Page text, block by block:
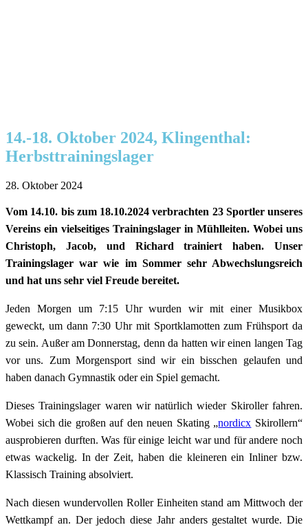
14.-18. Oktober 2024, Klingenthal:
Herbsttrainingslager
28. Oktober 2024
Vom 14.10. bis zum 18.10.2024 verbrachten 23 Sportler unseres
Vereins ein vielseitiges Trainingslager in Mühlleiten. Wobei uns
Christoph, Jacob, und Richard trainiert haben. Unser
Trainingslager war wie im Sommer sehr Abwechslungsreich
und hat uns sehr viel Freude bereitet.
Jeden Morgen um 7:15 Uhr wurden wir mit einer Musikbox
geweckt, um dann 7:30 Uhr mit Sportklamotten zum Frühsport da
zu sein. Außer am Donnerstag, denn da hatten wir einen langen Tag
vor uns. Zum Morgensport sind wir ein bisschen gelaufen und
haben danach Gymnastik oder ein Spiel gemacht.
Dieses Trainingslager waren wir natürlich wieder Skiroller fahren.
Wobei sich die großen auf den neuen Skating „nordicx Skirollern“
ausprobieren durften. Was für einige leicht war und für andere noch
etwas wackelig. In der Zeit, haben die kleineren ein Inliner bzw.
Klassisch Training absolviert.
Nach diesen wundervollen Roller Einheiten stand am Mittwoch der
Wettkampf an. Der jedoch diese Jahr anders gestaltet wurde. Die